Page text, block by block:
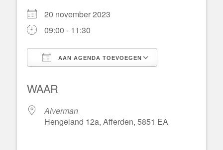
20 november 2023
09:00 - 11:30
AAN AGENDA TOEVOEGEN
WAAR
Alverman
Hengeland 12a, Afferden, 5851 EA